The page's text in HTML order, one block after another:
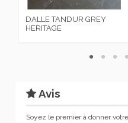
DALLE TANDUR GREY
HERITAGE
Avis
Soyez le premier à donner